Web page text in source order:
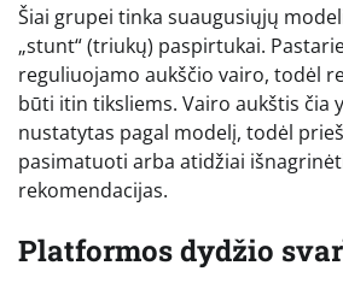
Šiai grupei tinka suaugusiųjų
„stunt“ (triukų) paspirtukai.
reguliuojamo aukščio vairo, todėl
būti itin tiksliems. Vairo aukštis čia
nustatytas pagal modelį, todėl
pasimatuoti arba atidžiai
rekomendacijas.
Platformos dydžio